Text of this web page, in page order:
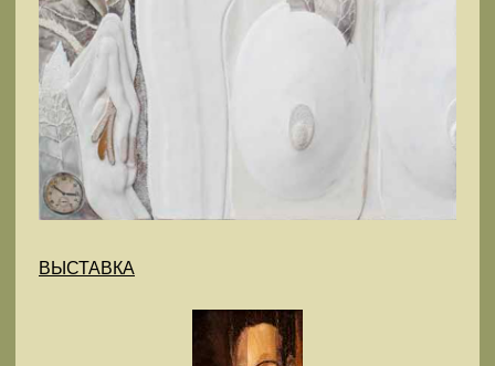
ВЫСТАВКА